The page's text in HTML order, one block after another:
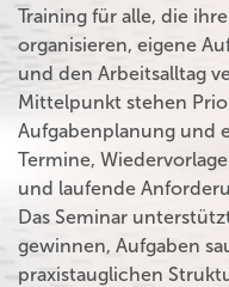
Training für alle, die
organisieren, eigene
und den Arbeitsalltag
Mittelpunkt stehen
Aufgabenplanung und
Termine,
und laufende
Das Seminar
gewinnen, Aufgaben
praxistauglichen